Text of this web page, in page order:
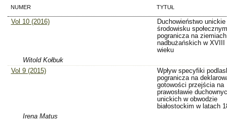
NUMER TYTUŁ
Vol 10 (2016)
Duchowieństwo unickie
środowisku społecznym
pogranicza na ziemiach
nadbużańskich w XVIII
wieku
Witold Kołbuk
Vol 9 (2015)
Wpływ specyfiki
pogranicza na
gotowości przejścia na
prawosławie
unickich w obwodzie
białostockim w latach
Irena Matus